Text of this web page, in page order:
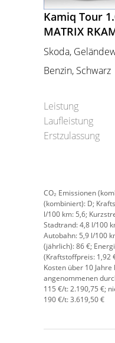
Kamiq Tour
MATRIX
Skoda,
Benzin, Schwarz
Leistung
Laufleistung
Erstzulassung
CO₂ Emissionen
(kombiniert): D;
l/100 km: 5,6;
Stadtrand:4,8 l/100
Autobahn: 5,9 l/100
(jährlich):86 €;
(Kraftstoffpreis: 1,92
Kosten über 10
angenommenen
115 €/t:2.190,75 €;
190 €/t: 3.619,50 €